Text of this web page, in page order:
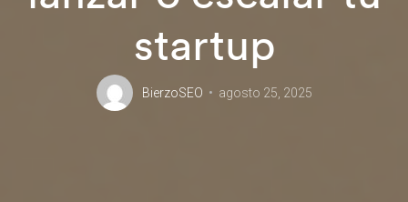
startup
BierzoSEO agosto 25, 2025